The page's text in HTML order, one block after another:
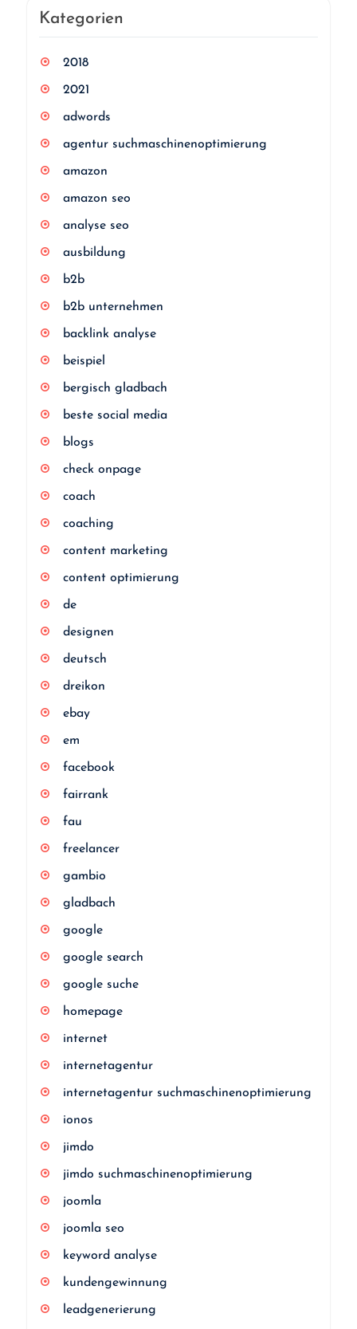
Kategorien
2018
2021
adwords
agentur suchmaschinenoptimierung
amazon
amazon seo
analyse seo
ausbildung
b2b
b2b unternehmen
backlink analyse
beispiel
bergisch gladbach
beste social media
blogs
check onpage
coach
coaching
content marketing
content optimierung
de
designen
deutsch
dreikon
ebay
em
facebook
fairrank
fau
freelancer
gambio
gladbach
google
google search
google suche
homepage
internet
internetagentur
internetagentur suchmaschinenoptimierung
ionos
jimdo
jimdo suchmaschinenoptimierung
joomla
joomla seo
keyword analyse
kundengewinnung
leadgenerierung